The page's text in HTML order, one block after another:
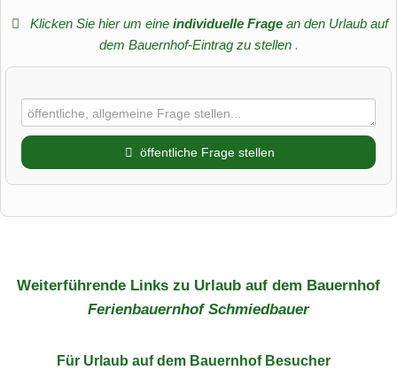
Klicken Sie hier um eine individuelle Fragean den Urlaub auf
dem Bauernhof-Eintrag zu stellen .
öffentliche Frage stellen
Weiterführende Links zu Urlaub auf dem Bauernhof
Ferienbauernhof Schmiedbauer
Für Urlaub auf dem Bauernhof Besucher